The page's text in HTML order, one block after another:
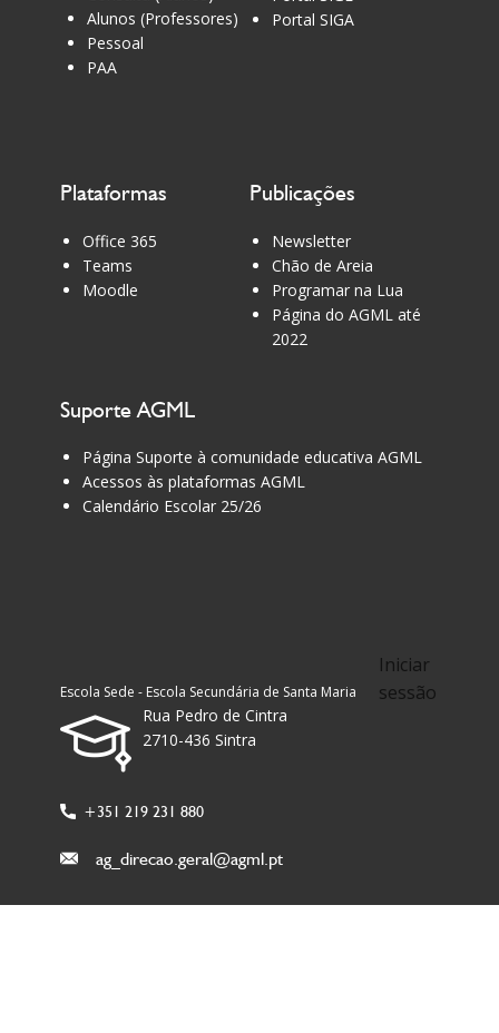
Que novos ciclos se iniciem, repletos de
coisas boas, boa sorte!
Alunos (Professores)
Pessoal
PAA
Portal SIGA
Plataformas
Office 365
Teams
Moodle
Publicações
Newsletter
Chão de Areia
Programar na Lua
Página do AGML até
2022
Suporte AGML
Página Suporte à comunidade educativa AGML
Acessos às plataformas AGML
Calendário Escolar 25/26
Iniciar
sessão
Escola Sede - Escola Secundária de Santa Maria
Rua Pedro de Cintra
2710-436 Sintra
+351 219 231 880
ag_direcao.geral@agml.pt